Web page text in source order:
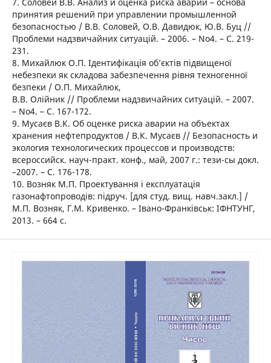
принятия решений при управлении промышленной
безопасностью / В.В. Соловей, О.В. Давидюк, Ю.В. Буц //
Проблеми надзвичайних ситуацій. – 2006. – No4. – С. 219-
231.
8. Михайлюк О.П. Ідентифікація об’єктів підвищеної
небезпеки як складова забезпечення рівня техногенної
безпеки / О.П. Михайлюк,
В.В. Олійник // Проблеми надзвичайних ситуацій. – 2007.
– No4. – С. 167-172.
9. Мусаєв В.К. Об оценке риска аварии на объектах
хранения нефтепродуктов / В.К. Мусаєв // Безопасность и
экология технологических процессов и производств:
всероссийск. науч-практ. конф., май, 2007 г.: тези-сы докл.
–2007. – С. 176-178.
10. Возняк М.П. Проектування і експлуатація
газонафтопроводів: підруч. [для студ. вищ. навч.закл.] /
М.П. Возняк, Г.М. Кривенко. – Івано-Франківськ: ІФНТУНГ,
2013. – 664 с.